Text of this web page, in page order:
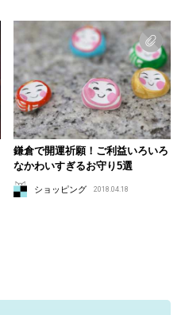
鎌倉で開運祈願！ご利益いろいろ
なかわいすぎるお守り5選
ショッピング 2018.04.18